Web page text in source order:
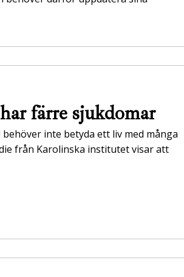
färre sjukdomar
inte betyda ett liv med många
från Karolinska institutet visar att